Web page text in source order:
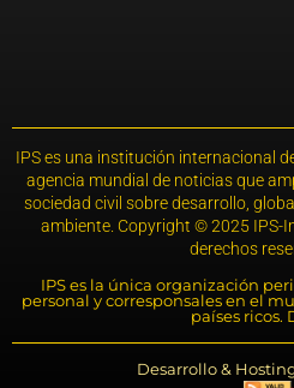
IPS es una institución internacional
agencia mundial de noticias que
sociedad civil sobre desarrollo,
ambiente. Copyright © 2025 IPS-
derechos
IPS es la única organización
personal y corresponsales en el
países ricos.
Desarrollo &